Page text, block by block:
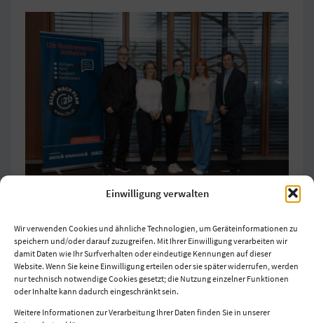
Einwilligung verwalten
Wir verwenden Cookies und ähnliche Technologien, um Geräteinformationen zu
speichern und/oder darauf zuzugreifen. Mit Ihrer Einwilligung verarbeiten wir
damit Daten wie Ihr Surfverhalten oder eindeutige Kennungen auf dieser
Website. Wenn Sie keine Einwilligung erteilen oder sie später widerrufen, werden
nur technisch notwendige Cookies gesetzt; die Nutzung einzelner Funktionen
oder Inhalte kann dadurch eingeschränkt sein.
Weitere Informationen zur Verarbeitung Ihrer Daten finden Sie in unserer
Impressum